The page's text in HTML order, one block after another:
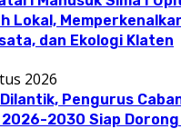
Lokal,
dan Ekologi Klaten
2026
Pengurus
2030 Siap